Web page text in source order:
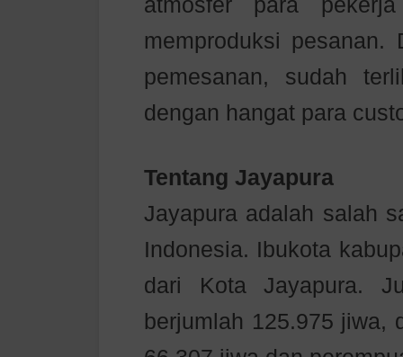
atmosfer para
memproduksi
pemesanan, sudah
dengan hangat para
Tentang Jayapura
Jayapura adalah salah
Indonesia. Ibukota
dari Kota Jayapura.
berjumlah 125.975 jiwa,